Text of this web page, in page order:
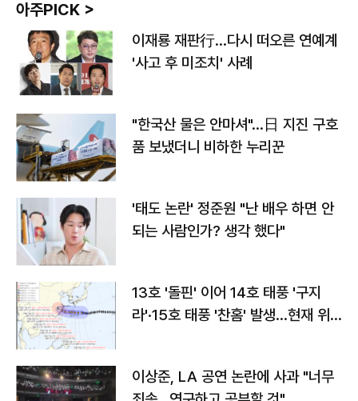
아주PICK >
이재룡 재판行…다시 떠오른 연예계
'사고 후 미조치' 사례
"한국산 물은 안마셔"…日 지진 구호
품 보냈더니 비하한 누리꾼
'태도 논란' 정준원 "난 배우 하면 안
되는 사람인가? 생각 했다"
13호 '돌핀' 이어 14호 태풍 '구지
라'·15호 태풍 '찬홈' 발생…현재 위
이상준, LA 공연 논란에 사과 "너무